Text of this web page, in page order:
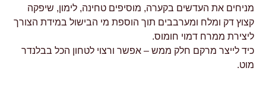
מניחים את העדשים בקערה, מוסיפים טחינה, לימון, שיפקה
קצוץ דק ומלח ומערבבים תוך הוספת מי הבישול במידת הצורך
ליצירת ממרח דמוי חומוס.
כיד לייצר מרקם חלק ממש – אפשר ורצוי לטחון הכל בבלנדר
מוט.